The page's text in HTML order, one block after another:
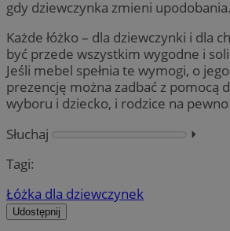
gdy dziewczynka zmieni upodobania.
Każde łóżko – dla dziewczynki i dla
być przede wszystkim wygodne i
Jeśli mebel spełnia te wymogi, o
prezencję można zadbać z pomocą
wyboru i dziecko, i rodzice na
Słuchaj
⏵︎
Tagi:
Łóżka dla dziewczynek
Udostępnij